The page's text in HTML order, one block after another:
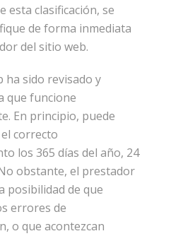
esta clasificación, se
de forma inmediata
del sitio web.
ha sido revisado y
que funcione
En principio, puede
correcto
los 365 días del año, 24
obstante, el prestador
posibilidad de que
errores de
o que acontezcan